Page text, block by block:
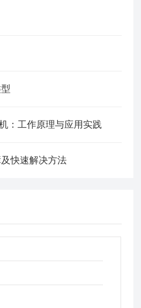
：工作原理与应用实践
快速解决方法